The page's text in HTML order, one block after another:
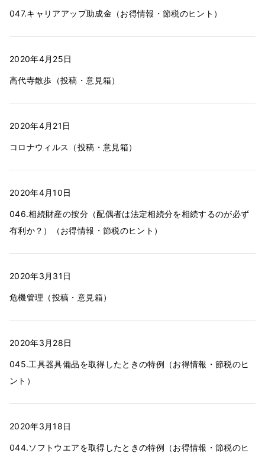
047.キャリアアップ助成金（お得情報・節税のヒント）
2020年4月25日
高代寺散歩（投稿・意見箱）
2020年4月21日
コロナウィルス（投稿・意見箱）
2020年4月10日
046.相続財産の按分（配偶者は法定相続分を相続するのが必ず
有利か？）（お得情報・節税のヒント）
2020年3月31日
危機管理（投稿・意見箱）
2020年3月28日
045.工具器具備品を取得したときの特例（お得情報・節税のヒ
ント）
2020年3月18日
044.ソフトウエアを取得したときの特例（お得情報・節税のヒ